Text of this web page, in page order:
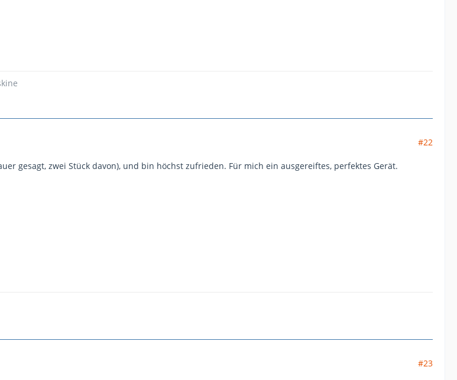
#22
gesagt, zwei Stück davon), und bin höchst zufrieden. Für mich ein ausgereiftes, perfektes Gerät.
#23